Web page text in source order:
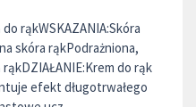
rąkWSKAZANIA:Skóra
skóra rąkPodrażniona,
do rąk
efekt długotrwałego